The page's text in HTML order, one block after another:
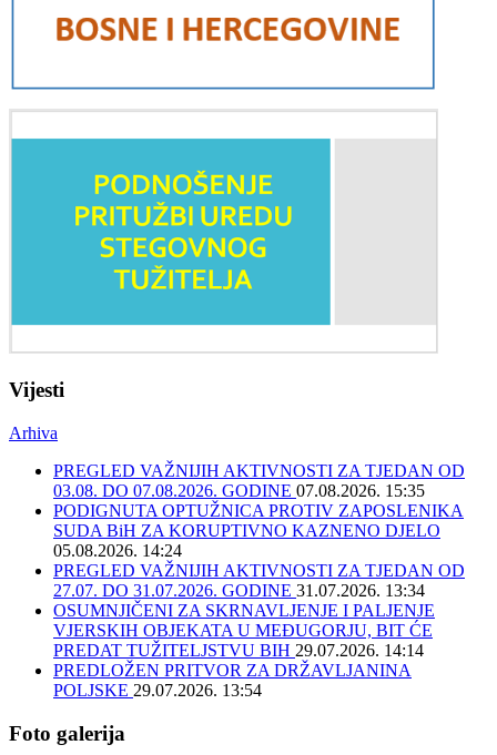
Vijesti
Arhiva
PREGLED VAŽNIJIH AKTIVNOSTI ZA TJEDAN OD
03.08. DO 07.08.2026. GODINE 07.08.2026. 15:35
PODIGNUTA OPTUŽNICA PROTIV ZAPOSLENIKA
SUDA BiH ZA KORUPTIVNO KAZNENO DJELO
05.08.2026. 14:24
PREGLED VAŽNIJIH AKTIVNOSTI ZA TJEDAN OD
27.07. DO 31.07.2026. GODINE 31.07.2026. 13:34
OSUMNJIČENI ZA SKRNAVLJENJE I PALJENJE
VJERSKIH OBJEKATA U MEĐUGORJU, BIT ĆE
PREDAT TUŽITELJSTVU BIH 29.07.2026. 14:14
PREDLOŽEN PRITVOR ZA DRŽAVLJANINA
POLJSKE 29.07.2026. 13:54
Foto galerija